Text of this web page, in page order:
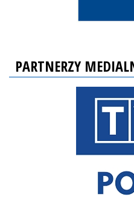
PARTNERZY